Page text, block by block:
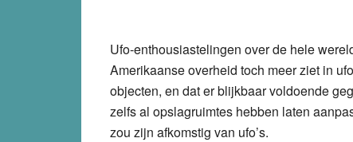
Ufo-enthousiastelingen over de hele
Amerikaanse overheid toch meer ziet in
objecten, en dat er blijkbaar voldoende
zelfs al opslagruimtes hebben laten
zou zijn afkomstig van ufo’s.